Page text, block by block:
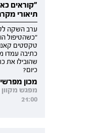
"קוראים
תיאורי
ערב השקה
"כשהטיפול
טקסטים
כתיבה עמדו
שהובילו את
כיום?
מכון
21:00